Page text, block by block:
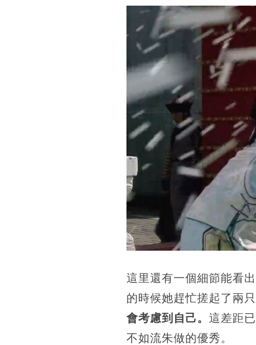
這里還有一個細節能看
的時候她趕忙搓起了兩只
會考慮到自己。 這差距
不如流朱做的優秀。